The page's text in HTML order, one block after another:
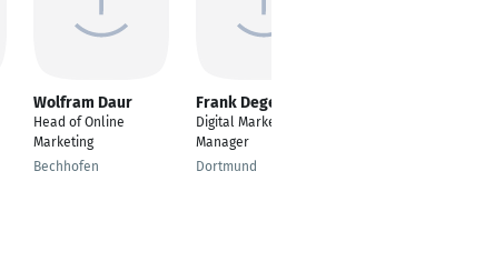
Wolfram Daur
Head of Online
Marketing
Bechhofen
Frank Degenmeier
Digital Marketing
Manager
Dortmund